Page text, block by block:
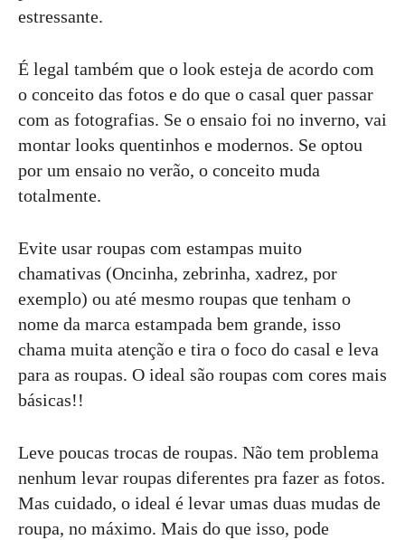
estressante.
É legal também que o look esteja de acordo com
o conceito das fotos e do que o casal quer passar
com as fotografias. Se o ensaio foi no inverno, vai
montar looks quentinhos e modernos. Se optou
por um ensaio no verão, o conceito muda
totalmente.
Evite usar roupas com estampas muito
chamativas (Oncinha, zebrinha, xadrez, por
exemplo) ou até mesmo roupas que tenham o
nome da marca estampada bem grande, isso
chama muita atenção e tira o foco do casal e leva
para as roupas. O ideal são roupas com cores mais
básicas!!
Leve poucas trocas de roupas. Não tem problema
nenhum levar roupas diferentes pra fazer as fotos.
Mas cuidado, o ideal é levar umas duas mudas de
roupa, no máximo. Mais do que isso, pode